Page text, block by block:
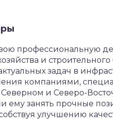
профессиональную
и
задач в
компаниями,
и Северо-
ему занять прочные
улучшению